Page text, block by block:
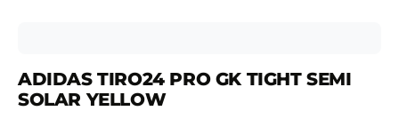
ADIDAS TIRO24 PRO GK TIGHT SEMI
SOLAR YELLOW